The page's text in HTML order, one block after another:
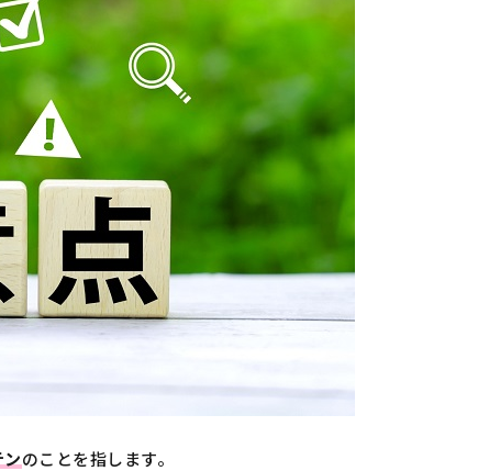
ンのことを指します。